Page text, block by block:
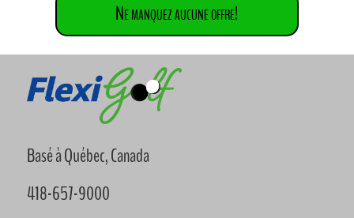
Ne manquez aucune offre!
Basé à Québec, Canada
418-657-9000